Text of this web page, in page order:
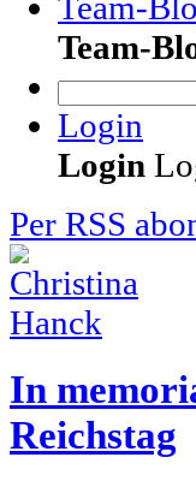
Team-
Login
Login
Per RSS
In
Reichstag